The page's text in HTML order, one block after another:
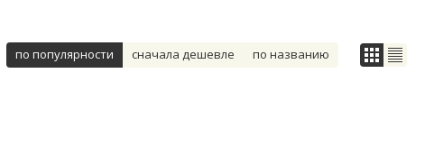
по популярности сначала дешевле по названию